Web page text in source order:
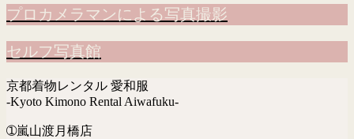
プロカメラマンによる写真撮影
セルフ写真館
京都着物レンタル 愛和服
-Kyoto Kimono Rental Aiwafuku-
➀嵐山渡月橋店